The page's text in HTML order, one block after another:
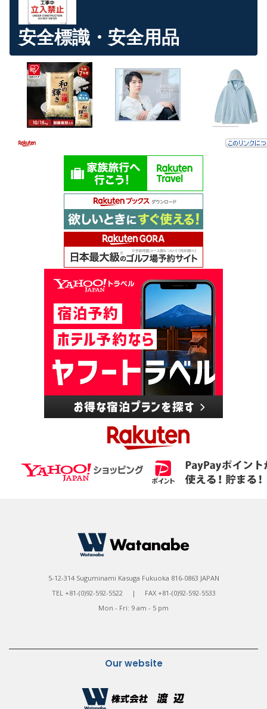
安全標識・安全用品
5-12-314 Suguminami Kasuga Fukuoka 816-0863 JAPAN
TEL +81-(0)92-592-5522 | FAX +81-(0)92-592-5533
Mon - Fri: 9 am - 5 pm
Our website